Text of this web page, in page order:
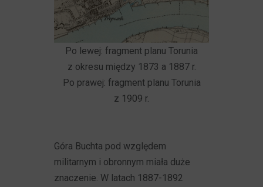
Po lewej: fragment planu Torunia
z okresu między 1873 a 1887 r.
Po prawej: fragment planu Torunia
z 1909 r.
Góra Buchta pod względem
militarnym i obronnym miała duże
znaczenie. W latach 1887-1892